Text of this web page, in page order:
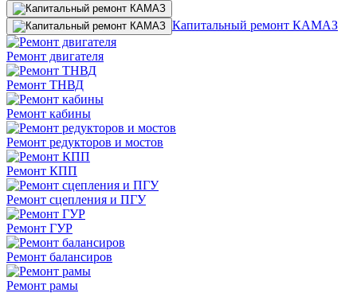
Капитальный ремонт КАМАЗ
Ремонт двигателя
Ремонт ТНВД
Ремонт кабины
Ремонт редукторов и мостов
Ремонт КПП
Ремонт сцепления и ПГУ
Ремонт ГУР
Ремонт балансиров
Ремонт рамы